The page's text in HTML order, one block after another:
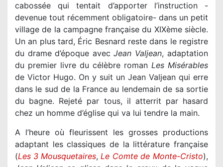
cabossée qui tentait d’apporter l’instruction -
devenue tout récemment obligatoire- dans un petit
village de la campagne française du XIXème siècle.
Un an plus tard, Éric Besnard reste dans le registre
du drame d’époque avec Jean Valjean, adaptation
du premier livre du célèbre roman Les Misérables
de Victor Hugo. On y suit un Jean Valjean qui erre
dans le sud de la France au lendemain de sa sortie
du bagne. Rejeté par tous, il atterrit par hasard
chez un homme d’église qui va lui tendre la main.
A l’heure où fleurissent les grosses productions
adaptant les classiques de la littérature française
(Les 3 Mousquetaires, Le Comte de Monte-Cristo),